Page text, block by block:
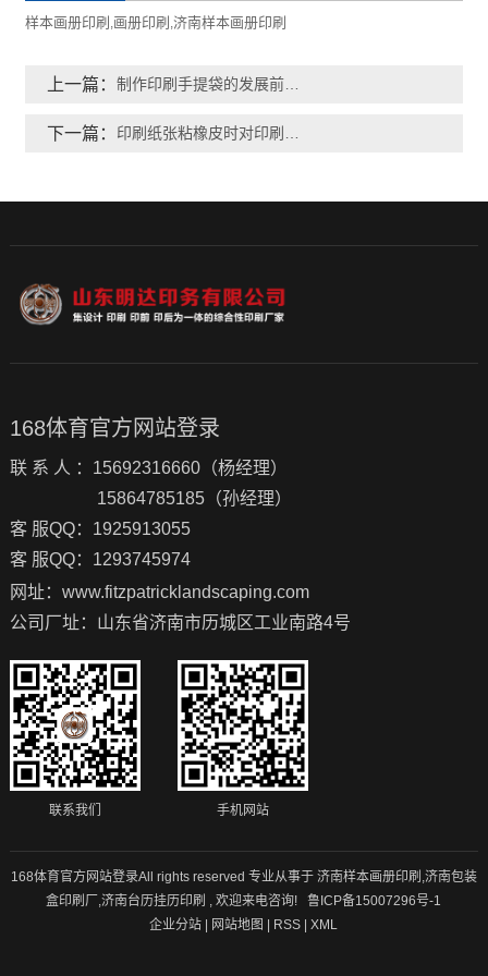
样本画册印刷 ,画册印刷 ,济南样本画册印刷
上一篇：
下一篇：
168体育官方网站登录
联 系 人 ：15692316660（杨经理）
15864785185（孙经理）
客 服QQ：1925913055
客 服QQ：1293745974
网址：www.fitzpatricklandscaping.com
公司厂址：山东省济南市历城区工业南路4号
联系我们 手机网站
168体育官方网站登录All rights reserved 专业从事于 济南样本画册印刷 ,济南包装
盒印刷厂 ,济南台历挂历印刷 , 欢迎来电咨询!鲁ICP备15007296号-1
企业分站
网站地图 RSS |XML